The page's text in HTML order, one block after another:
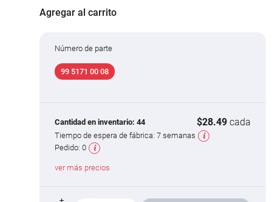
Agregar al carrito
Número de parte
99 5171 00 08
Cantidad en inventario: 44 $28.49 cada
Tiempo de espera de fábrica: 7 semanas
Pedido: 0
ver más precios